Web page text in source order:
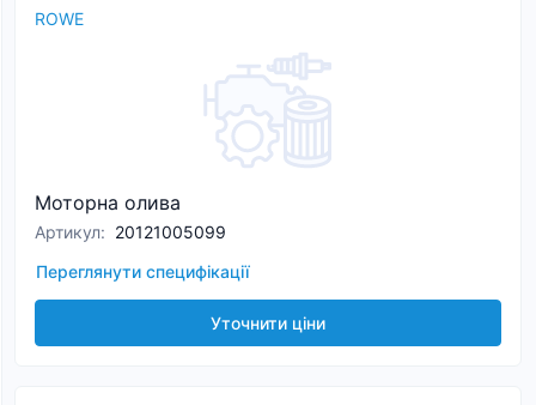
ROWE
Моторна олива
Артикул: 20121005099
Переглянути специфікації
Уточнити ціни